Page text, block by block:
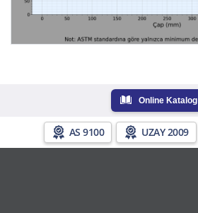
Online Katalog
AS 9100 UZAY 2009